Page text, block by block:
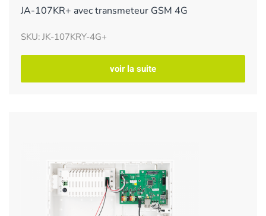
JA-107KR+ avec transmeteur GSM 4G
SKU: JK-107KRY-4G+
voir la suite